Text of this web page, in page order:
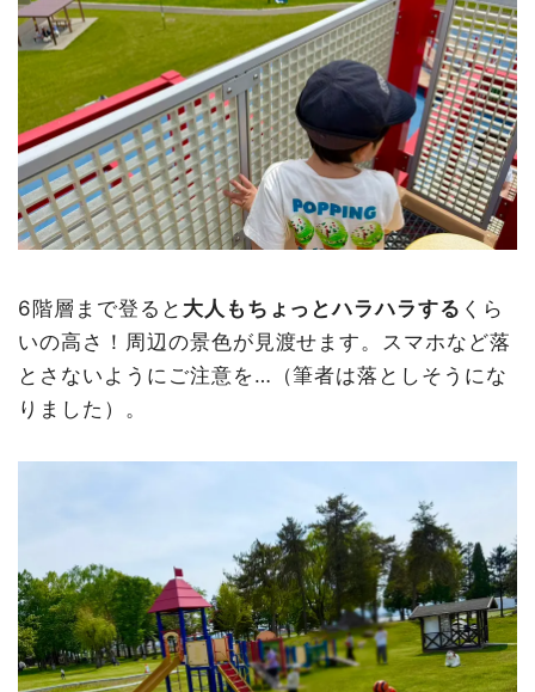
6階層まで登ると 大人もちょっとハラハラする くら
いの高さ！周辺の景色が見渡せます。スマホなど落
とさないようにご注意を…（筆者は落としそうにな
りました）。